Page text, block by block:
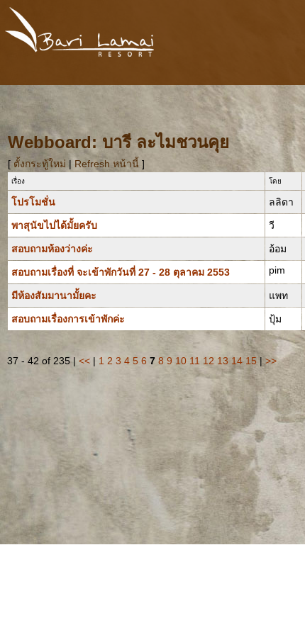
Webboard: บารี ละไมชวนคุย
[ ตั้งกระทู้ใหม่ | Refresh หน้านี้ ]
เรื่อง โดย
โปรโมชั่น ลลิดา
พาสุนัขไปได้มั้ยครับ วี
สอบถามห้องว่างค่ะ อ้อม
สอบถามเรื่องที่ จะเข้าพักวันที่ 27 - 28 ตุลาคม 2553 pim
มีห้องสัมมานามั้ยคะ แพท
สอบถามเรื่องการเข้าพักค่ะ ปุ้ม
37 - 42 of 235 | << | 1 2 3 4 5 6 7 8 9 10 11 12 13 14 15|>>